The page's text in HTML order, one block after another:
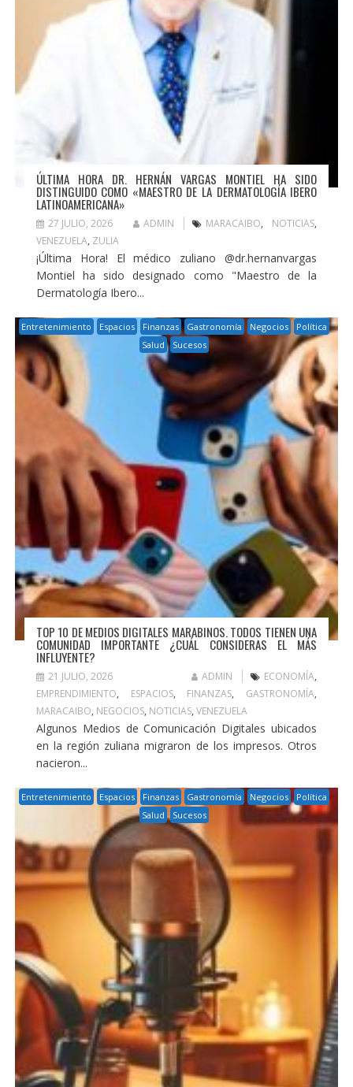
ÚLTIMA HORA DR. HERNÁN VARGAS MONTIEL HA SIDO
DISTINGUIDO COMO «MAESTRO DE LA DERMATOLOGÍA IBERO
LATINOAMERICANA»
27 JULIO, 2026 ADMIN MARACAIBO, NOTICIAS,
VENEZUELA, ZULIA
¡Última Hora! El médico zuliano @dr.hernanvargas
Montiel ha sido designado como "Maestro de la
Dermatología Ibero...
Entretenimiento Espacios Finanzas Gastronomía Negocios
Política
Salud
Sucesos
TOP 10 DE MEDIOS DIGITALES MARABINOS. TODOS TIENEN UNA
COMUNIDAD IMPORTANTE ¿CUÁL CONSIDERAS EL MÁS
INFLUYENTE?
21 JULIO, 2026 ADMIN ECONOMÍA,
EMPRENDIMIENTO, ESPACIOS, FINANZAS, GASTRONOMÍA,
MARACAIBO, NEGOCIOS, NOTICIAS, VENEZUELA
Algunos Medios de Comunicación Digitales ubicados
en la región zuliana migraron de los impresos. Otros
nacieron...
Entretenimiento Espacios Finanzas Gastronomía Negocios
Política
Salud
Sucesos